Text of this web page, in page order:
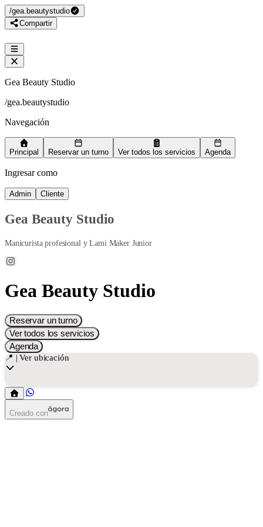
/gea.beautystudio
Compartir
Gea Beauty Studio
/gea.beautystudio
Navegación
Principal Reservar un turno Ver todos los servicios Agenda
Ingresar como
Admin Cliente
Gea Beauty Studio
Manicurista profesional y Lami Maker Junior
Gea Beauty Studio
Reservar un turno
Ver todos los servicios
Agenda
📍 | Ver ubicación
Creado con